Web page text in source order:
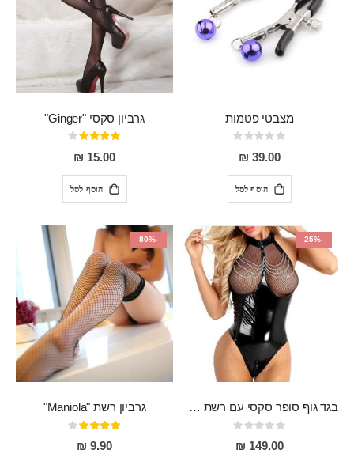
מצבטי פטמות
Rating:
0%
39.00 ₪
הוסף לסל
גרביון סקסי "Ginger"
דירוג:
80%
15.00 ₪
הוסף לסל
-25%
בגד גוף סופר סקסי עם רשת שקופה בחזה ושרשרות מלמעלה וריצרץ מלמטה Pan במפשעה
Rating:
0%
149.00 ₪
-80%
גרביון רשת "Maniola"
דירוג:
80%
9.90 ₪